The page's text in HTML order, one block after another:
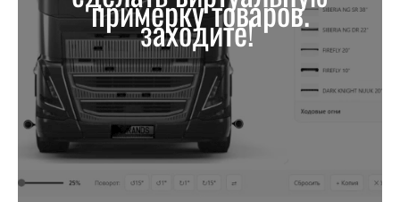
примерку товаров.
заходите!